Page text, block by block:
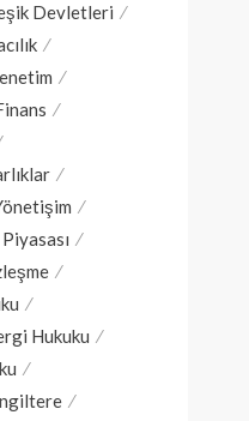
Devletleri
Hukuku